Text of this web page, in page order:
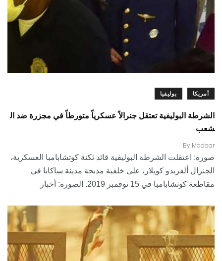
أمريكا بوليفيا
الشرطة البوليفية تعتقل جنرالاً عسكرياً متورطاً في مجزرة ضد ال
شعب
By Madaar
.
صورة: اعتقلت الشرطة البوليفية قائد ثكنة كوتشابامبا العسكرية،
الجنرال ألفريدو كويلار، على خلفية مذبحة مدينة ساكابا في
مقاطعة كوتشابامبا في 15 نوفمبر 2019. الصورة: أخبار